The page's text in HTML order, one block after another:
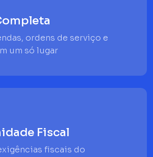
ordens de serviço e
um só lugar
Fiscal
fiscais do